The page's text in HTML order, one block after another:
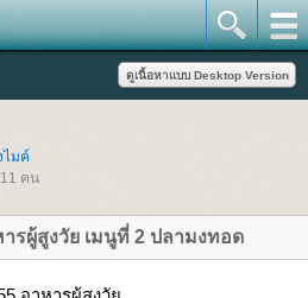
ไมค์
คน
รผู้สูงวัย เมนูที่ 2 ปลามงทอด